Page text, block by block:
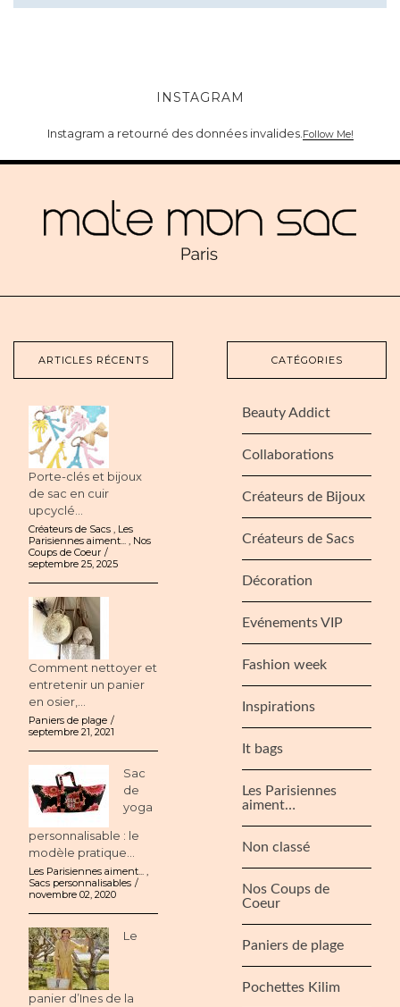
INSTAGRAM
Instagram a retourné des données invalides. Follow Me!
ARTICLES RÉCENTS
Porte-clés et bijoux
de sac en cuir
upcyclé...
Créateurs de Sacs , Les
Parisiennes aiment... , Nos
Coups de Coeur
septembre 25, 2025
Comment nettoyer et
entretenir un panier
en osier,...
Paniers de plage
septembre 21, 2021
Sac
de
yoga
personnalisable : le
modèle pratique...
Les Parisiennes aiment... ,
Sacs personnalisables
novembre 02, 2020
Le
panier d’Ines de la
CATÉGORIES
Beauty Addict
Collaborations
Créateurs de Bijoux
Créateurs de Sacs
Décoration
Evénements VIP
Fashion week
Inspirations
It bags
Les Parisiennes
aiment…
Non classé
Nos Coups de
Coeur
Paniers de plage
Pochettes Kilim